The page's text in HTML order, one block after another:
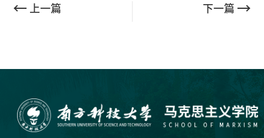
上一篇 下一篇